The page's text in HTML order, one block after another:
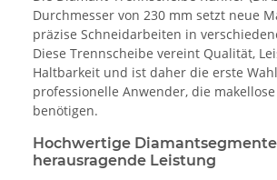
Durchmesser von 230 mm setzt neue
präzise Schneidarbeiten in
Diese Trennscheibe vereint Qualität,
Haltbarkeit und ist daher die erste
professionelle Anwender, die
benötigen.
Hochwertige
herausragende Leistung